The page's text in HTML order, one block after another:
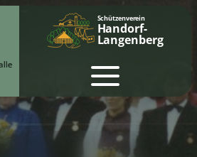
Schützenverein
Handorf-
Langenberg